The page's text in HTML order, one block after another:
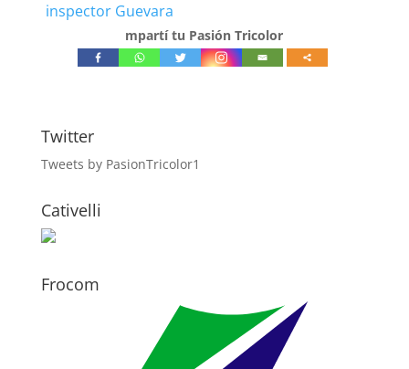
inspector Guevara
mpartí tu Pasión Tricolor
Twitter
Tweets by PasionTricolor1
Cativelli
Frocom